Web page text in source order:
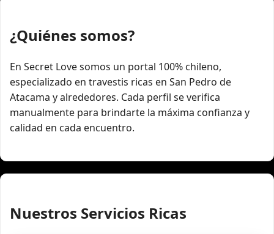
¿Quiénes somos?
En Secret Love somos un portal 100% chileno,
especializado en travestis ricas en San Pedro de
Atacama y alrededores. Cada perfil se verifica
manualmente para brindarte la máxima confianza y
calidad en cada encuentro.
Nuestros Servicios Ricas